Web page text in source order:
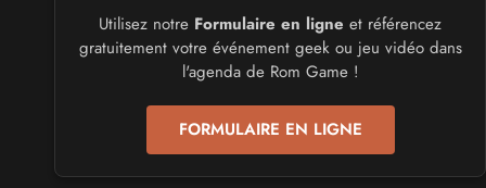
CULTURE JAPONAISE ET OTAKU
Mang'Azur 2027
les 24 et 25 avril 2027 - à Toulon
SALONS & CONVENTIONS GEEKS
Play Azur Festival 2027
Utilisez notre Formulaire en ligne et référencez
gratuitement votre événement geek ou jeu vidéo dans
l'agenda de Rom Game !
FORMULAIRE EN LIGNE